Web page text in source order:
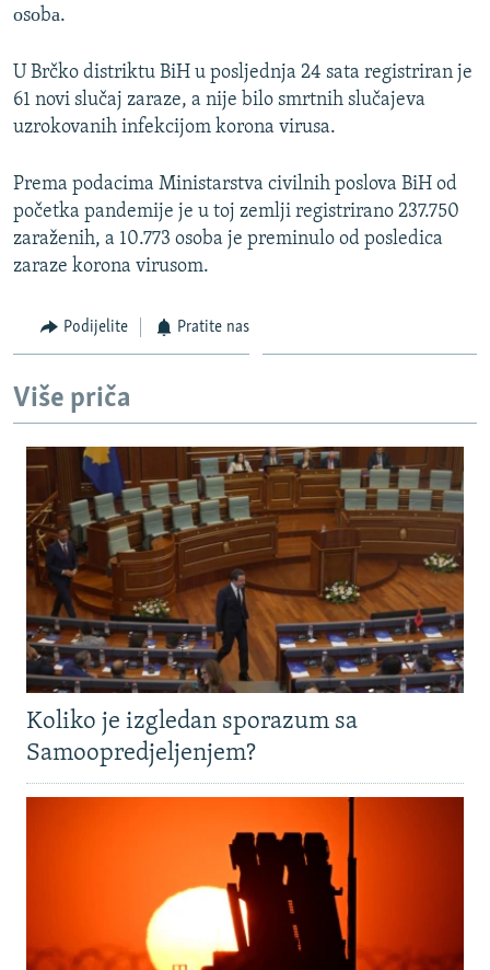
оsоbа.
U Brčko distriktu BiH u posljednja 24 sata registriran je
61 novi slučaj zaraze, a nije bilo smrtnih slučajeva
uzrokovanih infekcijom korona virusa.
Prema podacima Ministarstva civilnih poslova BiH od
početka pandemije je u toj zemlji registrirano 237.750
zaraženih, a 10.773 osoba je preminulo od posledica
zaraze korona virusom.
Podijelite Pratite nas
Više priča
Koliko je izgledan sporazum sa
Samoopredjeljenjem?